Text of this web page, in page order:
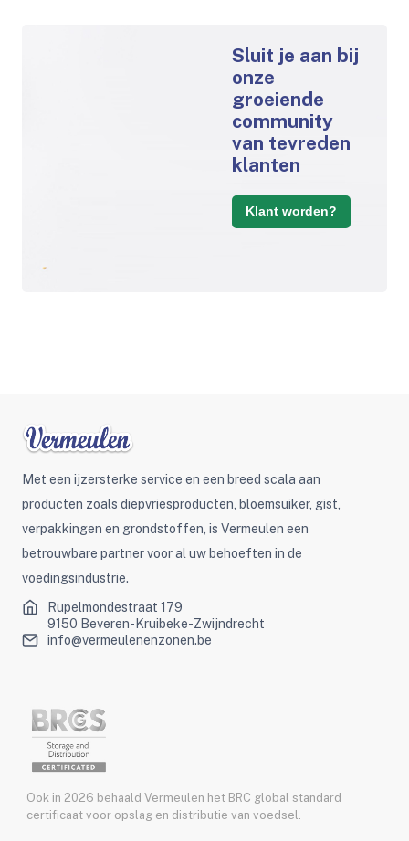
Sluit je aan bij
onze
groeiende
community
van tevreden
klanten
Klant worden?
Met een ijzersterke service en een breed scala aan
producten zoals diepvriesproducten, bloemsuiker, gist,
verpakkingen en grondstoffen, is Vermeulen een
betrouwbare partner voor al uw behoeften in de
voedingsindustrie.
Rupelmondestraat 179
9150 Beveren-Kruibeke-Zwijndrecht
info@vermeulenenzonen.be
Ook in 2026 behaald Vermeulen het BRC global standard
certificaat voor opslag en distributie van voedsel.